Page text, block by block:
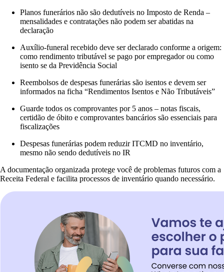
Planos funerários não são dedutíveis no Imposto de Renda –
mensalidades e contratações não podem ser abatidas na
declaração
Auxílio-funeral recebido deve ser declarado conforme a origem:
como rendimento tributável se pago por empregador ou como
isento se da Previdência Social
Reembolsos de despesas funerárias são isentos e devem ser
informados na ficha “Rendimentos Isentos e Não Tributáveis”
Guarde todos os comprovantes por 5 anos – notas fiscais,
certidão de óbito e comprovantes bancários são essenciais para
fiscalizações
Despesas funerárias podem reduzir ITCMD no inventário,
mesmo não sendo dedutíveis no IR
A documentação organizada protege você de problemas futuros com a
Receita Federal e facilita processos de inventário quando necessário.